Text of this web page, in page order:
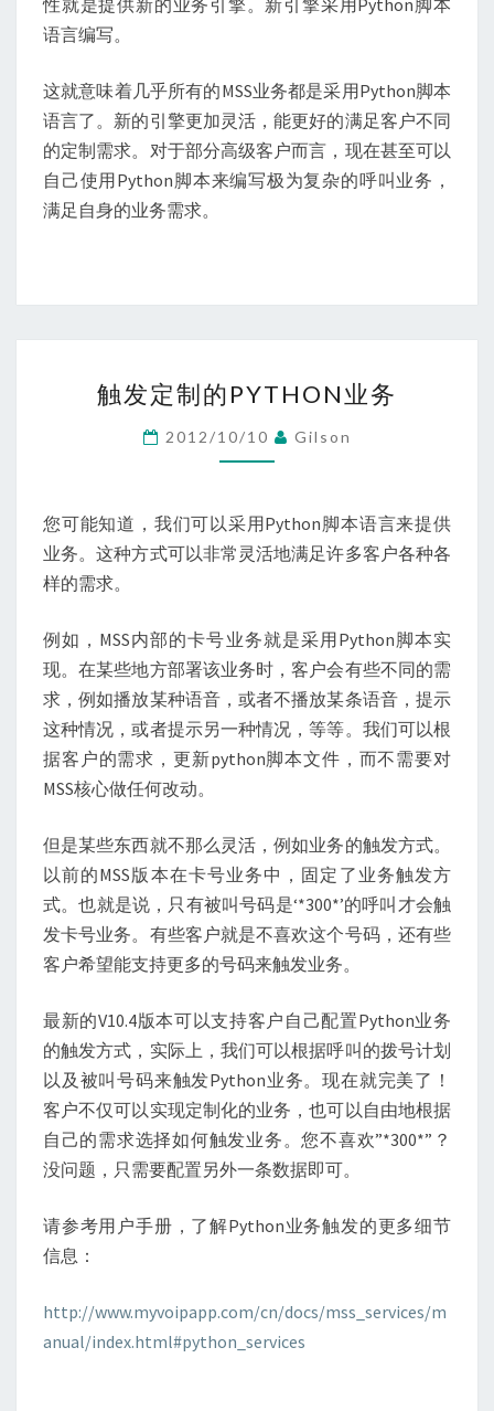
性就是提供新的业务引擎。新引擎采用Python脚本
语言编写。
这就意味着几乎所有的MSS业务都是采用Python脚本
语言了。新的引擎更加灵活，能更好的满足客户不同
的定制需求。对于部分高级客户而言，现在甚至可以
自己使用Python脚本来编写极为复杂的呼叫业务，
满足自身的业务需求。
发
定
制
PYTHON
业
触发定制的PYTHON业务
2012/10/10 Gilson
您可能知道，我们可以采用Python脚本语言来提供
业务。这种方式可以非常灵活地满足许多客户各种各
样的需求。
例如，MSS内部的卡号业务就是采用Python脚本实
现。在某些地方部署该业务时，客户会有些不同的需
求，例如播放某种语音，或者不播放某条语音，提示
这种情况，或者提示另一种情况，等等。我们可以根
据客户的需求，更新python脚本文件，而不需要对
MSS核心做任何改动。
但是某些东西就不那么灵活，例如业务的触发方式。
以前的MSS版本在卡号业务中，固定了业务触发方
式。也就是说，只有被叫号码是‘*300*’的呼叫才会触
发卡号业务。有些客户就是不喜欢这个号码，还有些
客户希望能支持更多的号码来触发业务。
最新的V10.4版本可以支持客户自己配置Python业务
的触发方式，实际上，我们可以根据呼叫的拨号计划
以及被叫号码来触发Python业务。现在就完美了！
客户不仅可以实现定制化的业务，也可以自由地根据
自己的需求选择如何触发业务。您不喜欢”*300*”？
没问题，只需要配置另外一条数据即可。
请参考用户手册，了解Python业务触发的更多细节
信息：
http://www.myvoipapp.com/cn/docs/mss_services/m
anual/index.html#python_services